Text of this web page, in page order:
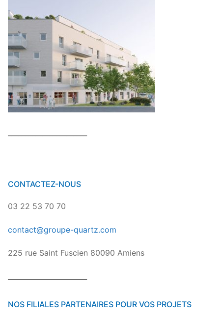
CONTACTEZ-NOUS
03 22 53 70 70
contact@groupe-quartz.com
225 rue Saint Fuscien 80090 Amiens
NOS FILIALES PARTENAIRES POUR VOS PROJETS